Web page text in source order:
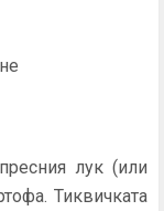
лук (или
Тиквичката